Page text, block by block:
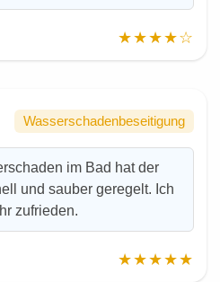
★★★★☆
Wasserschadenbeseitigung
im Bad hat der
und sauber geregelt. Ich
zufrieden.
★★★★★